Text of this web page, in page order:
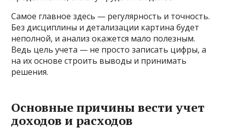
Самое главное здесь — регулярность и точность.
Без дисциплины и детализации картина будет
неполной, и анализ окажется мало полезным.
Ведь цель учета — не просто записать цифры, а
на их основе строить выводы и принимать
решения.
Основные причины вести учет
доходов и расходов